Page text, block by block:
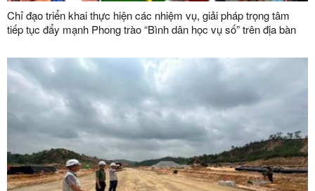
Chỉ đạo triển khai thực hiện các nhiệm vụ, giải pháp trọng tâm
tiếp tục đẩy mạnh Phong trào “Bình dân học vụ số” trên địa bàn